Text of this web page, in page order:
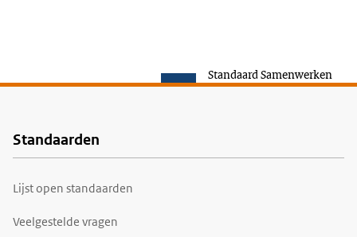
Standaard Samenwerken
Voet
Standaarden
Lijst open standaarden
Veelgestelde vragen